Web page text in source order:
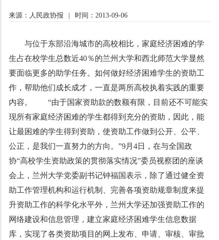
来源：人民政协报 时间：2013-09-06
与位于东部沿海城市的高校相比，家庭经济困难的学
生占在校学生总数近40％的兰州大学和西北师范大学显然
要面临更多的助学任务。如何做好经济困难学生的资助工
作，帮助他们成长成才，一直是两所高校执着实践的重要
内容。 “由于国家资助款的数额有限，目前还不可能实
现所有家庭经济困难的学生都得到充分的资助，因此，能
让最困难的学生得到资助，使资助工作做到公开、公平、
公正，是我们一直努力的方向。”9月4日，在与全国政
协“高校学生资助政策的贯彻落实情况”委员视察团的座谈
会上，兰州大学党委副书记钟福国表示，除了通过健全资
助工作管理机构和运行机制、完善各项资助规章制度来提
升资助工作的科学化水平外，兰州大学还加强资助工作的
网络建设和信息管理，建立家庭经济困难学生信息数据
库，实现了各类资助项目的网上发布、申请、审核、审批